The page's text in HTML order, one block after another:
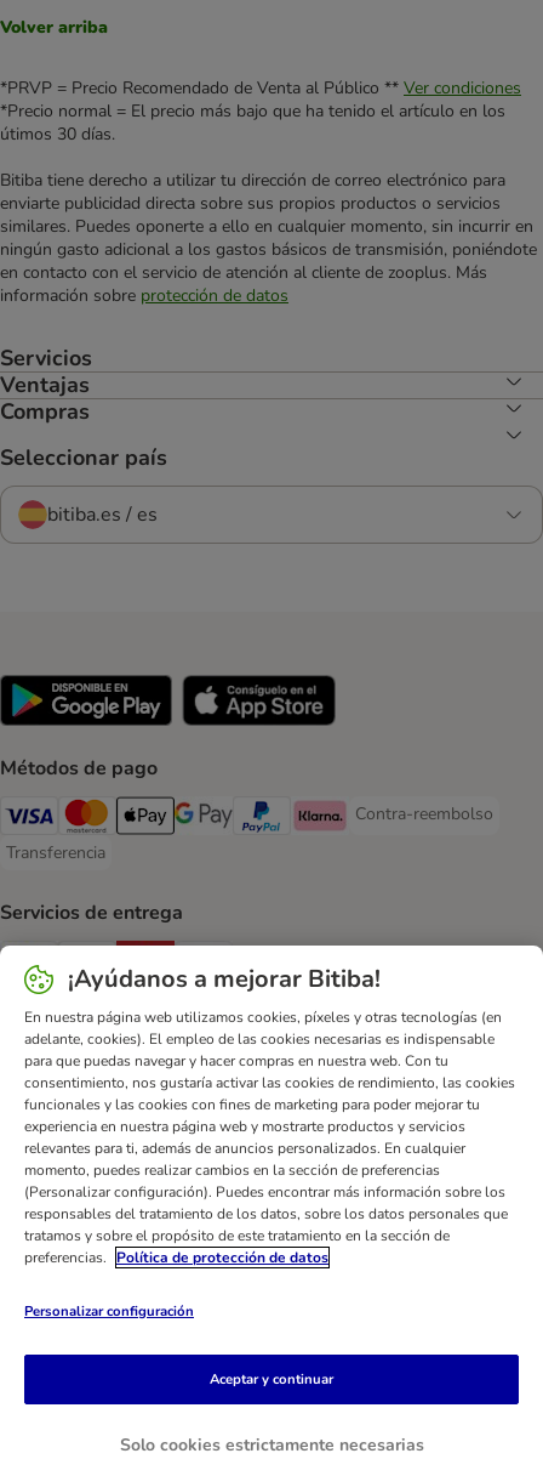
Volver arriba
*PRVP = Precio Recomendado de Venta al Público ** Ver condiciones
*Precio normal = El precio más bajo que ha tenido el artículo en los
útimos 30 días.
Bitiba tiene derecho a utilizar tu dirección de correo electrónico para
enviarte publicidad directa sobre sus propios productos o servicios
similares. Puedes oponerte a ello en cualquier momento, sin incurrir en
ningún gasto adicional a los gastos básicos de transmisión, poniéndote
en contacto con el servicio de atención al cliente de zooplus. Más
información sobre protección de datos
Servicios
Ventajas
Compras
Seleccionar país
bitiba.es / es
Métodos de pago
Visa Payment Method
Mastercard Payment Method
Apple Pay Payment Method
Google Pay Payment Method
PayPal Payment Method
Klarna Payment Method
Contra-reembolso
Contra-reembolso
Transferencia
Transferencia Payment Method
Servicios de entrega
GLS Shipping Method
InPost Shipping Method
CTTExpress Shipping Method
paack Shipping Method
Pago seguro
Security Security
Ayuda Contacto Impreso DSA
Protección de datos
Condiciones comerciales generales
Declaración de accesibilidad
Formas de pago
Formulario de desistimiento
Programa de fidelización
App bitiba
Programa de afiliados
¡Ayúdanos a mejorar Bitiba!
En nuestra página web utilizamos cookies, píxeles y otras tecnologías (en
adelante, cookies). El empleo de las cookies necesarias es indispensable
para que puedas navegar y hacer compras en nuestra web. Con tu
consentimiento, nos gustaría activar las cookies de rendimiento, las cookies
funcionales y las cookies con fines de marketing para poder mejorar tu
experiencia en nuestra página web y mostrarte productos y servicios
relevantes para ti, además de anuncios personalizados. En cualquier
momento, puedes realizar cambios en la sección de preferencias
(Personalizar configuración). Puedes encontrar más información sobre los
responsables del tratamiento de los datos, sobre los datos personales que
tratamos y sobre el propósito de este tratamiento en la sección de
preferencias.
Política de protección de datos
Personalizar configuración
Solo cookies estrictamente necesarias
Aceptar y continuar